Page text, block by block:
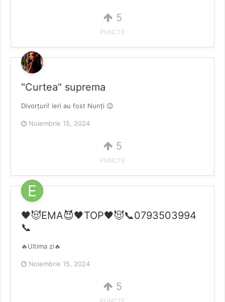
5
PUNCTE
"Curtea" suprema
Divorțuri! ieri au fost Nunți 😉
Noiembrie 15, 2024
5
PUNCTE
🖤😈EMA😈🖤TOP🖤😈📞0793503994
📞
🔥Ultima zi🔥
Noiembrie 15, 2024
5